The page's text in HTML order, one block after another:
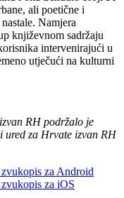
ali poetične i
Namjera
književnom sadržaju
intervenirajući u
utječući na kulturni
RH podržalo je
ured za Hrvate izvan RH
za Android
za iOS